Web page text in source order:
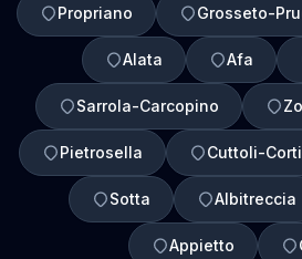
Propriano Grosseto-
Alata Afa
Sarrola-Carcopino
Pietrosella Cuttoli-
Sotta Albitreccia
Appietto